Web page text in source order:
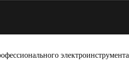
электроинструмента